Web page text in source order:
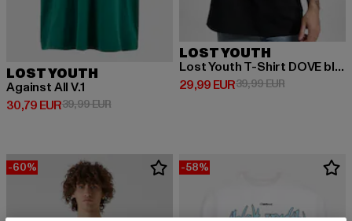
LOST YOUTH
Against All V.1
30,79 EUR
Derzeitiger Preis: 30,79 EUR
39,99 EURAktionspreis: 39,99 EUR
LOST YOUTH
Lost Youth T-Shirt DOVE black XS
29,99 EUR
Derzeitiger Preis: 29,99 EUR
39,99 EURAktionspreis:
-60% -58%